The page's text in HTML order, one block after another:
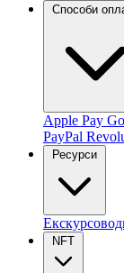
Способи
Apple Pay
PayPal
Ресурси
NFT